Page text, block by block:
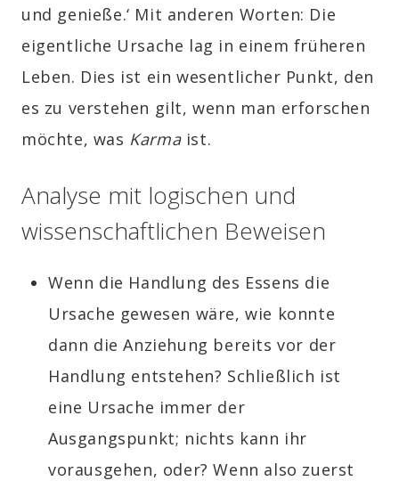
und genieße.‘ Mit anderen Worten: Die
eigentliche Ursache lag in einem früheren
Leben. Dies ist ein wesentlicher Punkt, den
es zu verstehen gilt, wenn man erforschen
möchte, was Karmaist.
Analyse mit logischen und
wissenschaftlichen Beweisen
Wenn die Handlung des Essens die
Ursache gewesen wäre, wie konnte
dann die Anziehung bereits vor der
Handlung entstehen? Schließlich ist
eine Ursache immer der
Ausgangspunkt; nichts kann ihr
vorausgehen, oder? Wenn also zuerst